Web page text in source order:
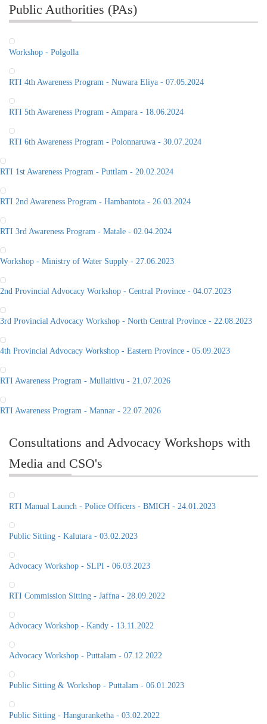
Public Authorities (PAs)
Workshop - Polgolla
RTI 4th Awareness Program - Nuwara Eliya - 07.05.2024
RTI 5th Awareness Program - Ampara - 18.06.2024
RTI 6th Awareness Program - Polonnaruwa - 30.07.2024
RTI 1st Awareness Program - Puttlam - 20.02.2024
RTI 2nd Awareness Program - Hambantota - 26.03.2024
RTI 3rd Awareness Program - Matale - 02.04.2024
Workshop - Ministry of Water Supply - 27.06.2023
2nd Provincial Advocacy Workshop - Central Province - 04.07.2023
3rd Provincial Advocacy Workshop - North Central Province - 22.08.2023
4th Provincial Advocacy Workshop - Eastern Province - 05.09.2023
RTI Awareness Program - Mullaitivu - 21.07.2026
RTI Awareness Program - Mannar - 22.07.2026
Consultations and Advocacy Workshops with
Media and CSO's
RTI Manual Launch - Police Officers - BMICH - 24.01.2023
Public Sitting - Kalutara - 03.02.2023
Advocacy Workshop - SLPI - 06.03.2023
RTI Commission Sitting - Jaffna - 28.09.2022
Advocacy Workshop - Kandy - 13.11.2022
Advocacy Workshop - Puttalam - 07.12.2022
Public Sitting & Workshop - Puttalam - 06.01.2023
Public Sitting - Hanguranketha - 03.02.2022